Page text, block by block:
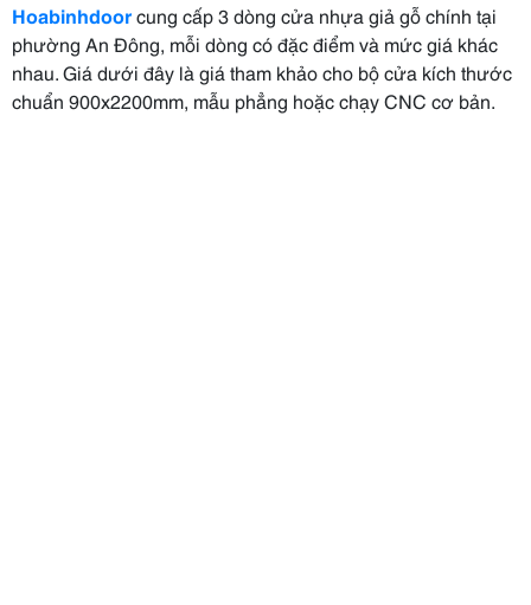
Hoabinhdoorcung cấp 3 dòng cửa nhựa giả gỗ chính tại
phường An Đông, mỗi dòng có đặc điểm và mức giá khác
nhau. Giá dưới đây là giá tham khảo cho bộ cửa kích thước
chuẩn 900x2200mm, mẫu phẳng hoặc chạy CNC cơ bản.